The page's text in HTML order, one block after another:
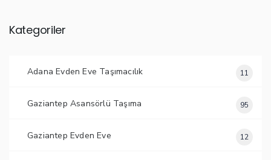
Kategoriler
Adana Evden Eve Taşımacılık 11
Gaziantep Asansörlü Taşıma 95
Gaziantep Evden Eve 12